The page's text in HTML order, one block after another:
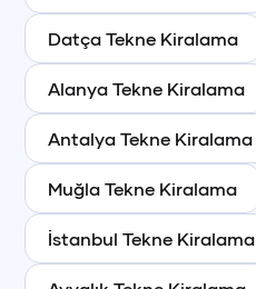
Datça Tekne Kiralama
Alanya Tekne Kiralama
Antalya Tekne Kiralama
Muğla Tekne Kiralama
İstanbul Tekne Kiralama